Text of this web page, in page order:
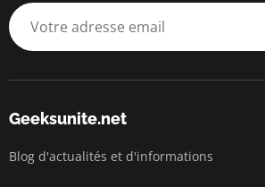
Geeksunite.net
Blog d'actualités et d'informations